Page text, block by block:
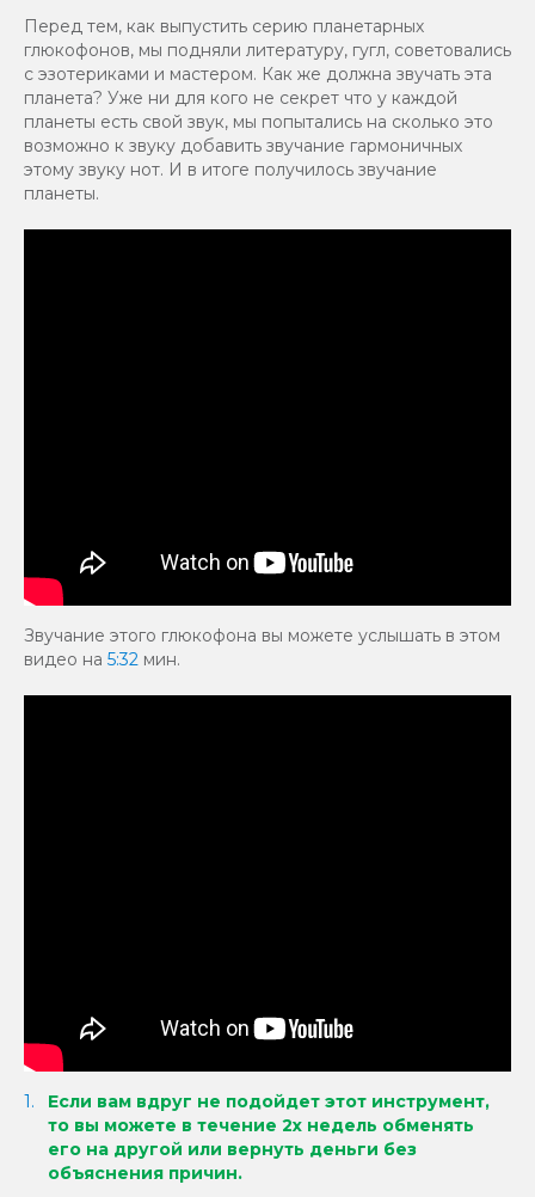
Перед тем, как выпустить серию планетарных
глюкофонов, мы подняли литературу, гугл, советовались
с эзотериками и мастером. Как же должна звучать эта
планета? Уже ни для кого не секрет что у каждой
планеты есть свой звук, мы попытались на сколько это
возможно к звуку добавить звучание гармоничных
этому звуку нот. И в итоге получилось звучание
планеты.
Звучание этого глюкофона вы можете услышать в этом
видео на 5:32 мин.
Если вам вдруг не подойдет этот инструмент,
то вы можете в течение 2х недель обменять
его на другой или вернуть деньги без
объяснения причин.